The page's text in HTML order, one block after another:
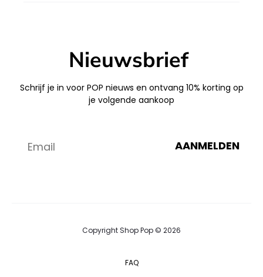
Nieuwsbrief
Schrijf je in voor POP nieuws en ontvang 10% korting op
je volgende aankoop
AANMELDEN
Copyright Shop Pop © 2026
FAQ